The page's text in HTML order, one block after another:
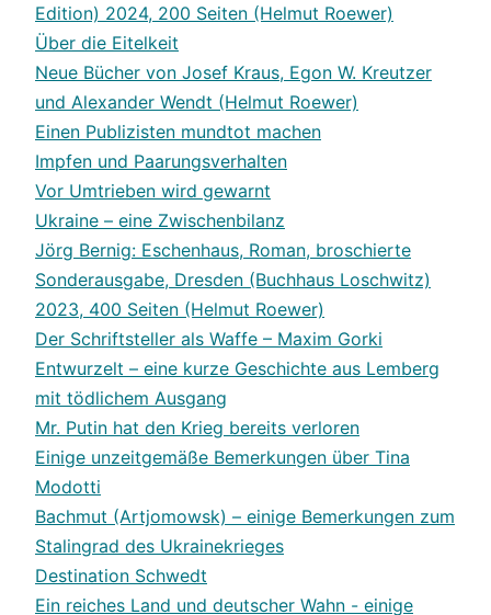
Edition) 2024, 200 Seiten (Helmut Roewer)
Über die Eitelkeit
Neue Bücher von Josef Kraus, Egon W. Kreutzer
und Alexander Wendt (Helmut Roewer)
Einen Publizisten mundtot machen
Impfen und Paarungsverhalten
Vor Umtrieben wird gewarnt
Ukraine – eine Zwischenbilanz
Jörg Bernig: Eschenhaus, Roman, broschierte
Sonderausgabe, Dresden (Buchhaus Loschwitz)
2023, 400 Seiten (Helmut Roewer)
Der Schriftsteller als Waffe – Maxim Gorki
Entwurzelt – eine kurze Geschichte aus Lemberg
mit tödlichem Ausgang
Mr. Putin hat den Krieg bereits verloren
Einige unzeitgemäße Bemerkungen über Tina
Modotti
Bachmut (Artjomowsk) – einige Bemerkungen zum
Stalingrad des Ukrainekrieges
Destination Schwedt
Ein reiches Land und deutscher Wahn - einige